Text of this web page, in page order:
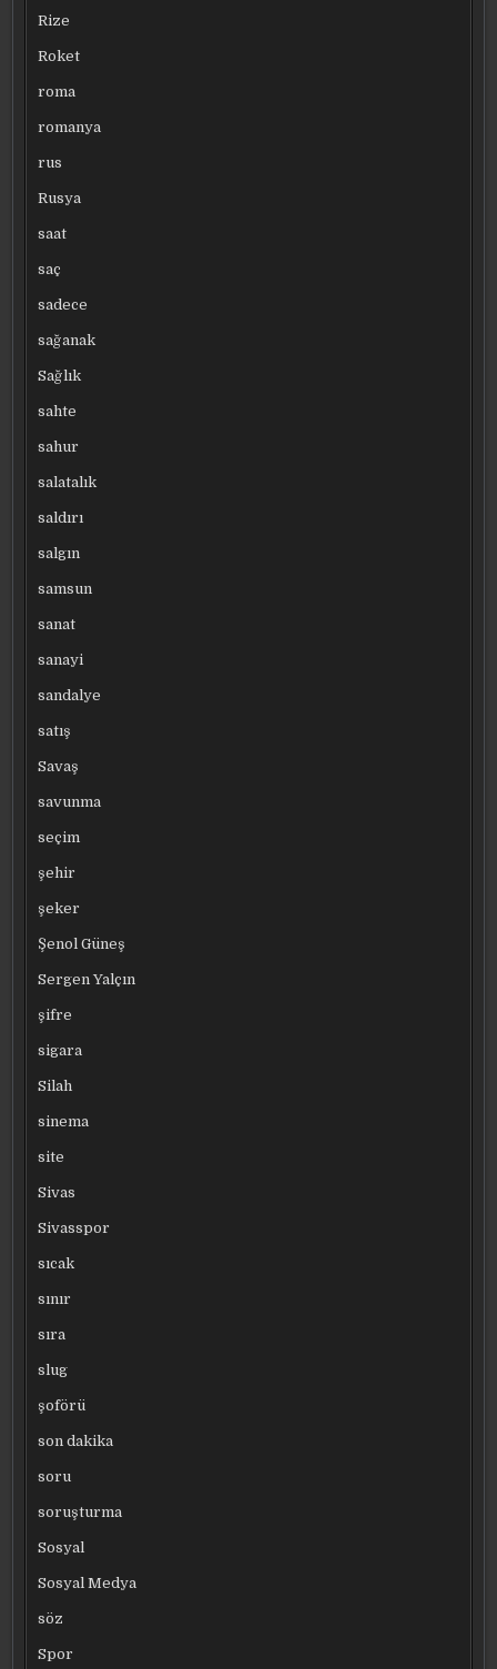
Rize
Roket
roma
romanya
rus
Rusya
saat
saç
sadece
sağanak
Sağlık
sahte
sahur
salatalık
saldırı
salgın
samsun
sanat
sanayi
sandalye
satış
Savaş
savunma
seçim
şehir
şeker
Şenol Güneş
Sergen Yalçın
şifre
sigara
Silah
sinema
site
Sivas
Sivasspor
sıcak
sınır
sıra
slug
şoförü
son dakika
soru
soruşturma
Sosyal
Sosyal Medya
söz
Spor